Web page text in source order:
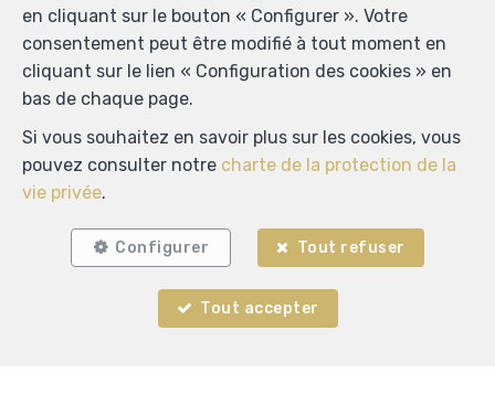
en cliquant sur le bouton « Configurer ». Votre
consentement peut être modifié à tout moment en
cliquant sur le lien « Configuration des cookies » en
bas de chaque page.
Si vous souhaitez en savoir plus sur les cookies, vous
pouvez consulter notre charte de la protection de la
vie privée.
Configurer Tout refuser
Tout accepter